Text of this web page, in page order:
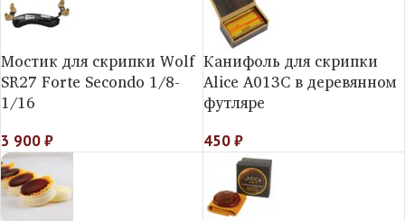
Мостик для скрипки Wolf
SR27 Forte Secondo 1/8-
1/16
3 900₽
Канифоль для скрипки
Alice А013С в деревянном
футляре
450₽